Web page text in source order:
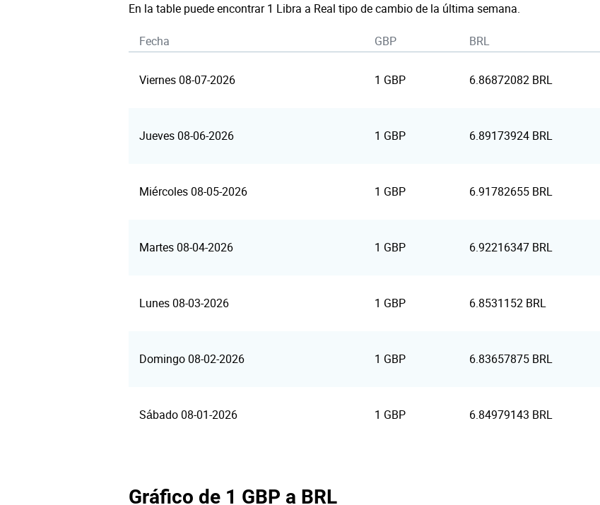
En la table puede encontrar 1 Libra a Real tipo de cambio de la última semana.
Fecha GBP BRL
Viernes 08-07-2026 1 GBP 6.86872082 BRL
Jueves 08-06-2026 1 GBP 6.89173924 BRL
Miércoles 08-05-2026 1 GBP 6.91782655 BRL
Martes 08-04-2026 1 GBP 6.92216347 BRL
Lunes 08-03-2026 1 GBP 6.8531152 BRL
Domingo 08-02-2026 1 GBP 6.83657875 BRL
Sábado 08-01-2026 1 GBP 6.84979143 BRL
Gráfico de 1 GBP a BRL